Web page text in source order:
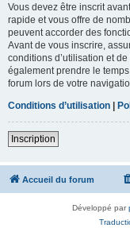
Vous devez être inscrit
rapide et vous offre de
peuvent accorder des
Avant de vous inscrire,
conditions d’utilisation et
également prendre le
forum lors de votre
Conditions d’utilisation |
Inscription
Accueil du forum
Développé par